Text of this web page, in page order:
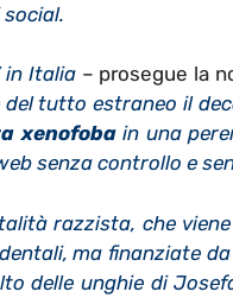
in Italia – prosegue la
tutto estraneo il
xenofobain una
senza controllo e
razzista, che
ma finanziate
delle unghie di